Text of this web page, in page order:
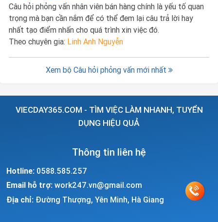
Câu hỏi phỏng vấn nhân viên bán hàng chính là yếu tố quan
trọng mà bạn cần nắm để có thể đem lại câu trả lời hay
nhất tạo điểm nhấn cho quá trình xin việc đó.
Theo chuyên gia: Linh Anh Nguyễn
Xem bộ Câu hỏi phỏng vấn mới nhất
VIECDAY365.COM - TÌM VIỆC LÀM NHANH, TUYỂN
DỤNG HIỆU QUẢ
Thông tin liên hệ
Hotline: 0588.585.257
Email hỗ trợ: work247.vn@gmail.com
Địa chỉ: Đường Thượng, Yên Minh, Hà Giang